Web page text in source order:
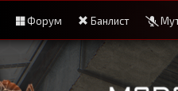
Форум Банлист